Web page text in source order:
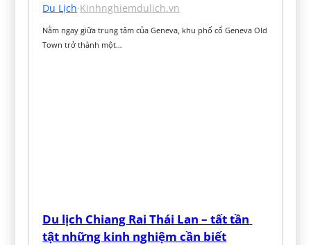
Du Lịch·Kinhnghiemdulich.vn
Nằm ngay giữa trung tâm của Geneva, khu phố cổ Geneva Old
Town trở thành một…
Du lịch Chiang Rai Thái Lan – tất tần
tật những kinh nghiệm cần biết